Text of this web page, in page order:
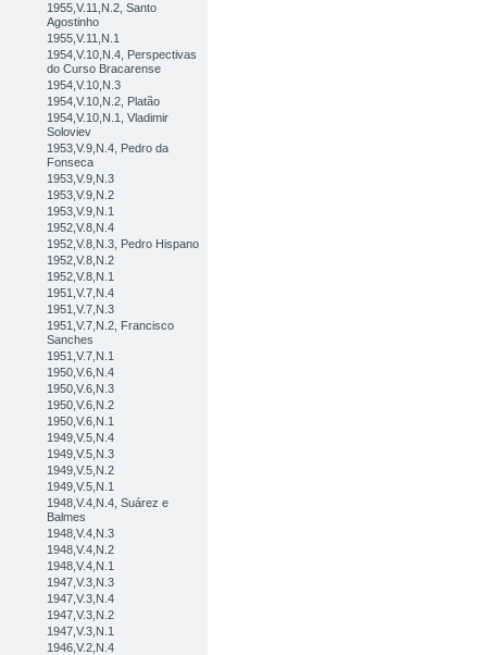
1955,V.11,N.2, Santo
Agostinho
1955,V.11,N.1
1954,V.10,N.4, Perspectivas
do Curso Bracarense
1954,V.10,N.3
1954,V.10,N.2, Platão
1954,V.10,N.1, Vladimir
Soloviev
1953,V.9,N.4, Pedro da
Fonseca
1953,V.9,N.3
1953,V.9,N.2
1953,V.9,N.1
1952,V.8,N.4
1952,V.8,N.3, Pedro Hispano
1952,V.8,N.2
1952,V.8,N.1
1951,V.7,N.4
1951,V.7,N.3
1951,V.7,N.2, Francisco
Sanches
1951,V.7,N.1
1950,V.6,N.4
1950,V.6,N.3
1950,V.6,N.2
1950,V.6,N.1
1949,V.5,N.4
1949,V.5,N.3
1949,V.5,N.2
1949,V.5,N.1
1948,V.4,N.4, Suárez e
Balmes
1948,V.4,N.3
1948,V.4,N.2
1948,V.4,N.1
1947,V.3,N.3
1947,V.3,N.4
1947,V.3,N.2
1947,V.3,N.1
1946,V.2,N.4